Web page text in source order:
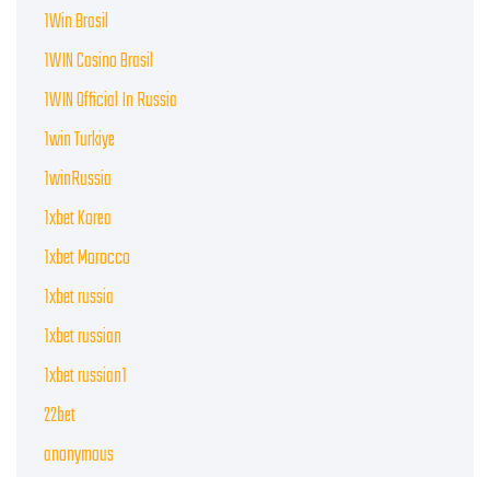
1Win Brasil
1WIN Casino Brasil
1WIN Official In Russia
1win Turkiye
1winRussia
1xbet Korea
1xbet Morocco
1xbet russia
1xbet russian
1xbet russian1
22bet
anonymous